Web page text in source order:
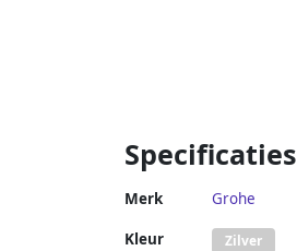
Specificaties
Merk Grohe
Kleur Zilver